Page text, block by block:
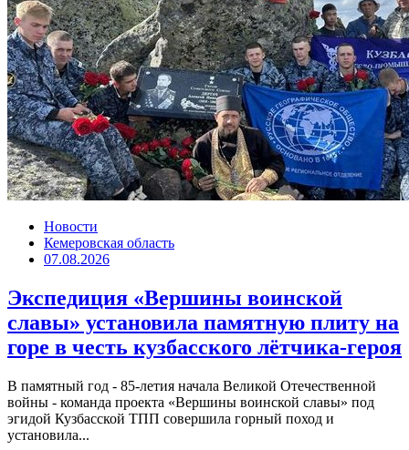
Новости
Кемеровская область
07.08.2026
Экспедиция «Вершины воинской
славы» установила памятную плиту на
горе в честь кузбасского лётчика-героя
В памятный год - 85-летия начала Великой Отечественной
войны - команда проекта «Вершины воинской славы» под
эгидой Кузбасской ТПП совершила горный поход и
установила...